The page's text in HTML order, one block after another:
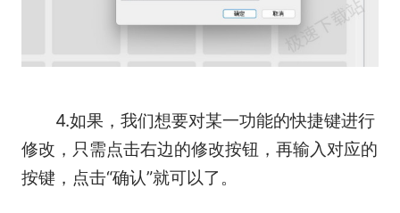
4.如果，我们想要对某一功能的快捷键进行
修改，只需点击右边的修改按钮，再输入对应的
按键，点击“确认”就可以了。